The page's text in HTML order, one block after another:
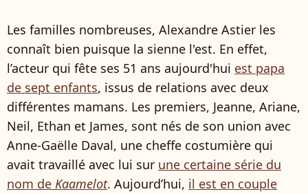
Les familles nombreuses, Alexandre Astier les
connaît bien puisque la sienne l'est. En effet,
l’acteur qui fête ses 51 ans aujourd'hui est papa
de sept enfants, issus de relations avec deux
différentes mamans. Les premiers, Jeanne, Ariane,
Neil, Ethan et James, sont nés de son union avec
Anne-Gaëlle Daval, une cheffe costumière qui
avait travaillé avec lui sur une certaine série du
nom de Kaamelot. Aujourd’hui, il est en couple